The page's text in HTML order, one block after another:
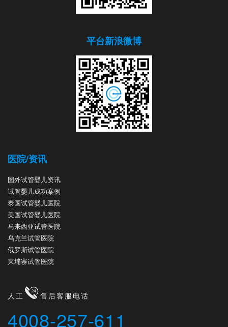
平台新浪微博
医院/资讯
国外试管婴儿资讯
试管婴儿成功案例
泰国试管婴儿医院
美国试管婴儿医院
马来西亚试管医院
乌克兰试管医院
俄罗斯试管医院
柬埔寨试管医院
人工 售后客服电话
4008-257-611